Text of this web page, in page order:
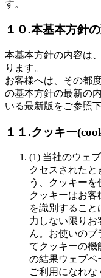
す。
１０.本基本方針
本基本方針の内容は
ります。
お客様へは、その都
の基本方針の最新の
いる最新版をご参照下
１１.クッキー
(1) 当社のウェ
クセスされたと
う、クッキーを
クッキーはお
を識別するこ
力しない限りお
ん。お使いのブ
てクッキーの機
の結果ウェブペ
ご利用になれな